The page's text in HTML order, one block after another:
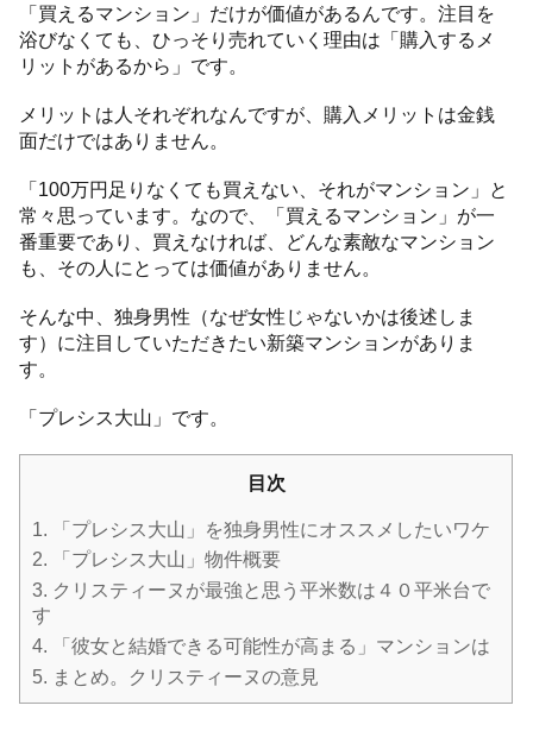
「買えるマンション」だけが価値があるんです。注目を
浴びなくても、ひっそり売れていく理由は「購入するメ
リットがあるから」です。
メリットは人それぞれなんですが、購入メリットは金銭
面だけではありません。
「100万円足りなくても買えない、それがマンション」と
常々思っています。なので、「買えるマンション」が一
番重要であり、買えなければ、どんな素敵なマンション
も、その人にとっては価値がありません。
そんな中、独身男性（なぜ女性じゃないかは後述しま
す）に注目していただきたい新築マンションがありま
す。
「プレシス大山」です。
目次
1. 「プレシス大山」を独身男性にオススメしたいワケ
2. 「プレシス大山」物件概要
3. クリスティーヌが最強と思う平米数は４０平米台で
す
4. 「彼女と結婚できる可能性が高まる」マンションは
5. まとめ。クリスティーヌの意見